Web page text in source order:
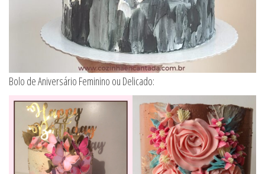
Bolo de Aniversário Feminino ou Delicado: